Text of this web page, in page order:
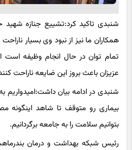
شنبدی تاکید کرد:تشییع جنازه شهید
همکاران ما نیز از نبود وی بسیار
تمام توان در حال انجام وظیفه است
عزیزان باعث بروز این ضایعه ناراحت
شنبدی در ادامه بیان
بیماری رو متوقف تا شاهد اینگونه
بتوانیم سلامت را به جامعه برگردانیم.
رئیس شبکه بهداشت و درمان